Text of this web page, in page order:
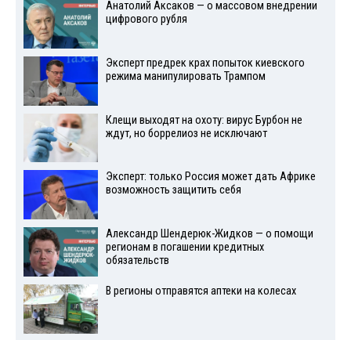
Анатолий Аксаков — о массовом внедрении
цифрового рубля
Эксперт предрек крах попыток киевского
режима манипулировать Трампом
Клещи выходят на охоту: вирус Бурбон не
ждут, но боррелиоз не исключают
Эксперт: только Россия может дать Африке
возможность защитить себя
Александр Шендерюк-Жидков — о помощи
регионам в погашении кредитных
обязательств
В регионы отправятся аптеки на колесах